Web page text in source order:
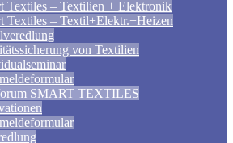
Textiles – Textilien + Elektronik
Textiles – Textil+Elektr.+Heizen
von Textilien
SMART TEXTILES